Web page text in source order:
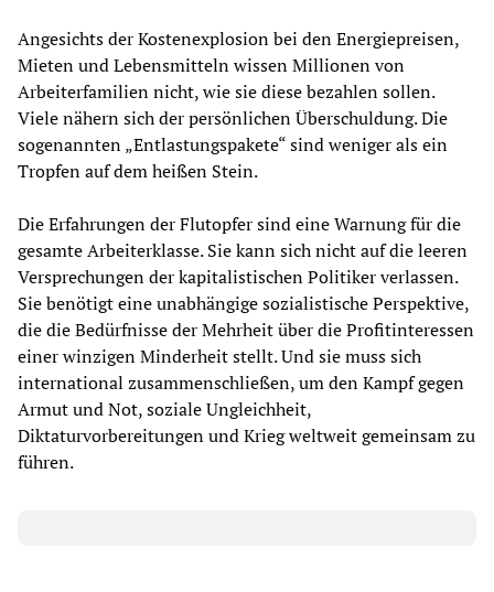
Angesichts der Kostenexplosion bei den Energiepreisen,
Mieten und Lebensmitteln wissen Millionen von
Arbeiterfamilien nicht, wie sie diese bezahlen sollen.
Viele nähern sich der persönlichen Überschuldung. Die
sogenannten „Entlastungspakete“ sind weniger als ein
Tropfen auf dem heißen Stein.
Die Erfahrungen der Flutopfer sind eine Warnung für die
gesamte Arbeiterklasse. Sie kann sich nicht auf die leeren
Versprechungen der kapitalistischen Politiker verlassen.
Sie benötigt eine unabhängige sozialistische Perspektive,
die die Bedürfnisse der Mehrheit über die Profitinteressen
einer winzigen Minderheit stellt. Und sie muss sich
international zusammenschließen, um den Kampf gegen
Armut und Not, soziale Ungleichheit,
Diktaturvorbereitungen und Krieg weltweit gemeinsam zu
führen.